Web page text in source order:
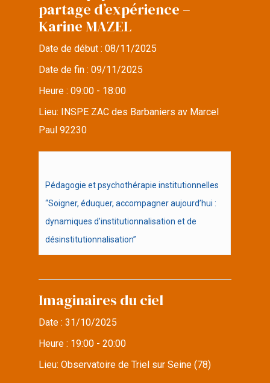
partage d’expérience –
Karine MAZEL
Date de début :08/11/2025
Date de fin :09/11/2025
Heure :09:00 - 18:00
Lieu:
INSPE ZAC des Barbaniers av Marcel
Paul 92230
Pédagogie et psychothérapie institutionnelles
“Soigner, éduquer, accompagner aujourd’hui :
dynamiques d’institutionnalisation et de
désinstitutionnalisation”
Imaginaires du ciel
Date :31/10/2025
Heure : 19:00 - 20:00
Lieu:Observatoire de Triel sur Seine (78)